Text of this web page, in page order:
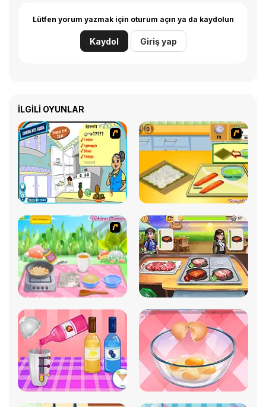
Lütfen yorum yazmak için oturum açın ya da kaydolun
Kaydol Giriş yap
İLGILI OYUNLAR